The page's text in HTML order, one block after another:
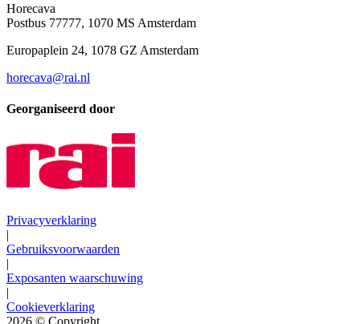
Horecava
Postbus 77777, 1070 MS Amsterdam
Europaplein 24, 1078 GZ Amsterdam
horecava@rai.nl
Georganiseerd door
Privacyverklaring
|
Gebruiksvoorwaarden
|
Exposanten waarschuwing
|
Cookieverklaring